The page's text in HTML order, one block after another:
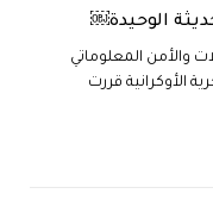
الوحيدة￼
والأمن المعلوماتي
الأوكرانية قررت